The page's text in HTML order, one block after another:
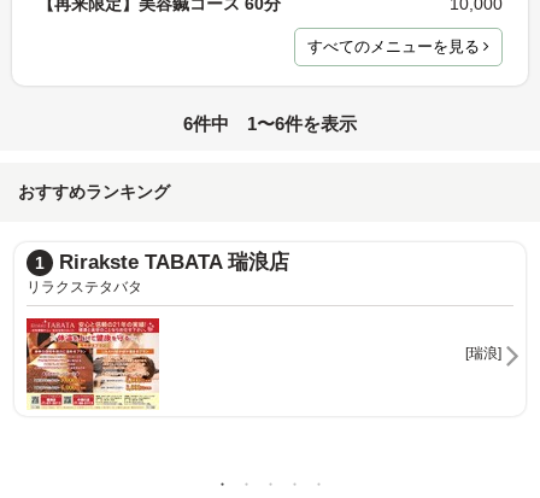
すべてのメニューを見る
6件中 1〜6件を表示
おすすめランキング
1 Rirakste TABATA 瑞浪店
リラクステタバタ
[瑞浪]